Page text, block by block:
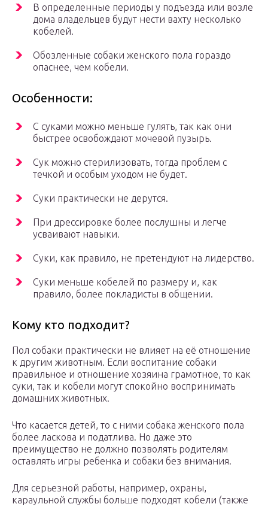
В определенные периоды у подъезда или возле
дома владельцев будут нести вахту несколько
кобелей.
Обозленные собаки женского пола гораздо
опаснее, чем кобели.
Особенности:
С суками можно меньше гулять, так как они
быстрее освобождают мочевой пузырь.
Сук можно стерилизовать, тогда проблем с
течкой и особым уходом не будет.
Суки практически не дерутся.
При дрессировке более послушны и легче
усваивают навыки.
Суки, как правило, не претендуют на лидерство.
Суки меньше кобелей по размеру и, как
правило, более покладисты в общении.
Кому кто подходит?
Пол собаки практически не влияет на её отношение
к другим животным. Если воспитание собаки
правильное и отношение хозяина грамотное, то как
суки, так и кобели могут спокойно воспринимать
домашних животных.
Что касается детей, то с ними собака женского пола
более ласкова и податлива. Но даже это
преимущество не должно позволять родителям
оставлять игры ребенка и собаки без внимания.
Для серьезной работы, например, охраны,
караульной службы больше подходят кобели (также